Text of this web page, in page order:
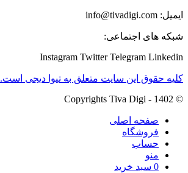
ایمیل: info@tivadigi.com
شبکه های اجتماعی:
Instagram Twitter Telegram Linkedin
کلیه حقوق این سایت متعلق به تیوا دیجی است.
© Copyrights Tiva Digi - 1402
صفحه اصلی
فروشگاه
حساب
منو
0 سبد خرید